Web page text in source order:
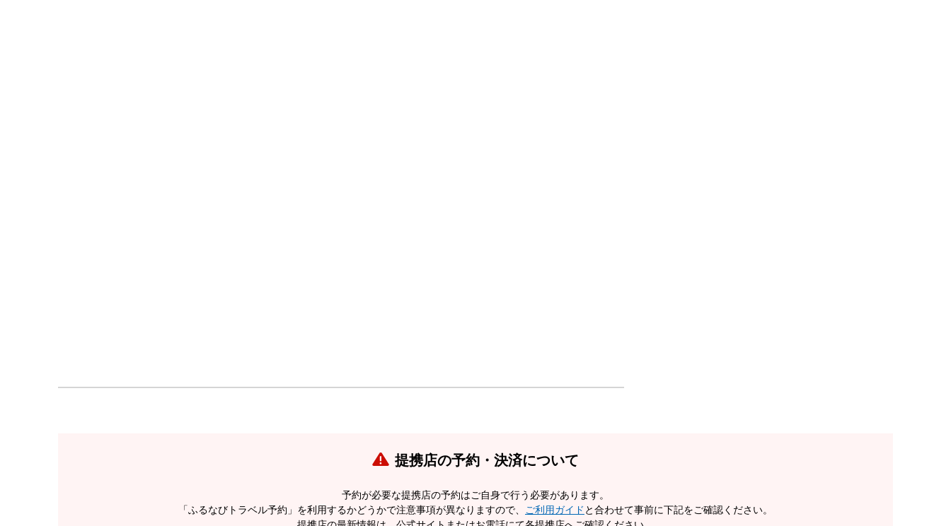
提携店の予約・決済について
予約が必要な提携店の予約はご自身で行う必要があります。
「ふるなびトラベル予約」を利用するかどうかで注意事項が異なりますので、
ご利用ガイド と合わせて事前に下記をご確認ください。